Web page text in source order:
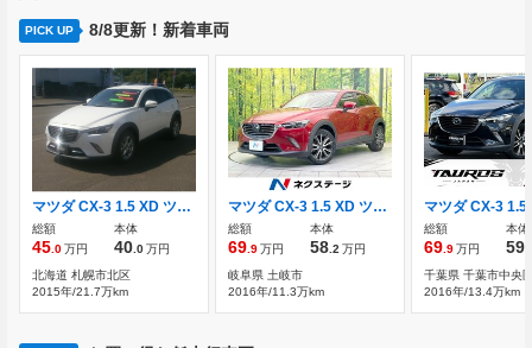
PICK UP 8/8更新！新着車両
マツダ CX-3 1.5 XD ツーリング ディーゼルターボ 4WD
総額
45 .0万円
本体
40 .0万円
北海道 札幌市北区
2015年/21.7万km
マツダ CX-3 1.5 XD ツーリング ディーゼルターボ ディーゼル(軽油) バックカメラ
総額
69 .9万円
本体
58 .2 万円
岐阜県 土岐市
2016年/11.3万km
総額
69 .9万円
本体
59
千葉県 千葉市中央
2016年/13.4万km